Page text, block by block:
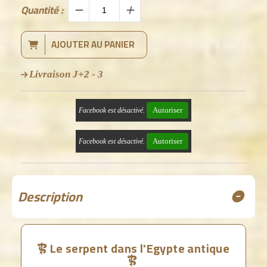
Quantité :
AJOUTER AU PANIER
Livraison J+2 - 3
Facebook est désactivé. Autoriser
Facebook est désactivé. Autoriser
Description
 Le serpent dans l'Egypte antique
